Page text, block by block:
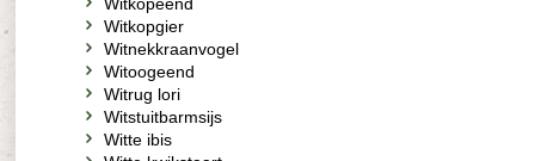
Witkopgier
Witnekkraanvogel
Witoogeend
Witrug lori
Witstuitbarmsijs
Witte ibis